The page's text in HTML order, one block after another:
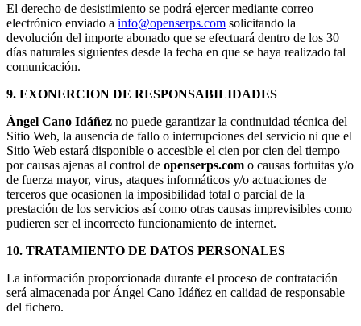
El derecho de desistimiento se podrá ejercer mediante correo
electrónico enviado a info@openserps.com solicitando la
devolución del importe abonado que se efectuará dentro de los 30
días naturales siguientes desde la fecha en que se haya realizado tal
comunicación.
9. EXONERCION DE RESPONSABILIDADES
Ángel Cano Idáñez no puede garantizar la continuidad técnica del
Sitio Web, la ausencia de fallo o interrupciones del servicio ni que el
Sitio Web estará disponible o accesible el cien por cien del tiempo
por causas ajenas al control de openserps.com o causas fortuitas y/o
de fuerza mayor, virus, ataques informáticos y/o actuaciones de
terceros que ocasionen la imposibilidad total o parcial de la
prestación de los servicios así como otras causas imprevisibles como
pudieren ser el incorrecto funcionamiento de internet.
10. TRATAMIENTO DE DATOS PERSONALES
La información proporcionada durante el proceso de contratación
será almacenada por Ángel Cano Idáñez en calidad de responsable
del fichero.